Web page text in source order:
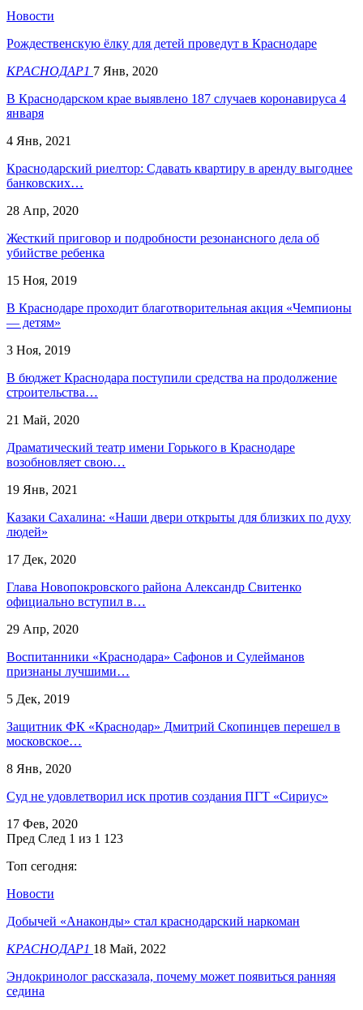
Новости
Рождественскую ёлку для детей проведут в Краснодаре
КРАСНОДАР1 7 Янв, 2020
В Краснодарском крае выявлено 187 случаев коронавируса 4
января
4 Янв, 2021
Краснодарский риелтор: Сдавать квартиру в аренду выгоднее
банковских…
28 Апр, 2020
Жесткий приговор и подробности резонансного дела об
убийстве ребенка
15 Ноя, 2019
В Краснодаре проходит благотворительная акция «Чемпионы
— детям»
3 Ноя, 2019
В бюджет Краснодара поступили средства на продолжение
строительства…
21 Май, 2020
Драматический театр имени Горького в Краснодаре
возобновляет свою…
19 Янв, 2021
Казаки Сахалина: «Наши двери открыты для близких по духу
людей»
17 Дек, 2020
Глава Новопокровского района Александр Свитенко
официально вступил в…
29 Апр, 2020
Воспитанники «Краснодара» Сафонов и Сулейманов
признаны лучшими…
5 Дек, 2019
Защитник ФК «Краснодар» Дмитрий Скопинцев перешел в
московское…
8 Янв, 2020
Суд не удовлетворил иск против создания ПГТ «Сириус»
17 Фев, 2020
Пред След 1 из 1 123
Топ сегодня:
Новости
Добычей «Анаконды» стал краснодарский наркоман
КРАСНОДАР1 18 Май, 2022
Эндокринолог рассказала, почему может появиться ранняя
седина